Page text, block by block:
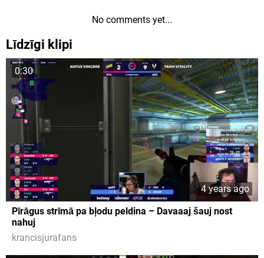
No comments yet...
Līdzīgi klipi
0:30
4 years ago
Pīrāgus strīmā pa bļodu peldina – Davaaaj šauj nost
nahuj
krancisjurafans